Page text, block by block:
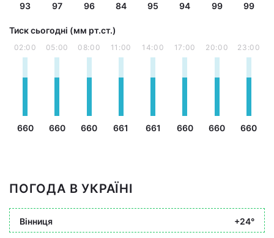
93 97 96 84 95 94 99 99
Тиск сьогодні (мм рт.ст.)
02:00
660
05:00
660
08:00
660
11:00
661
14:00
661
17:00
660
20:00
660
23:00
660
ПОГОДА В УКРАЇНІ
Вінниця +24°